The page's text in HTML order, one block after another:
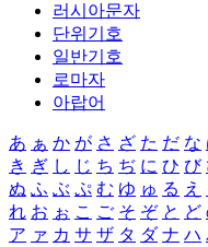
러시아문자
단위기호
일반기호
로마자
아랍어
あ ぁ か が さ ざ た だ な
き ぎ し じ ち ぢ に ひ び
ぬ ふ ぶ ぷ む ゆ ゅ る え
れ お ぉ こ ご そ ぞ と ど
ア ァ カ サ ザ タ ダ ナ ハ